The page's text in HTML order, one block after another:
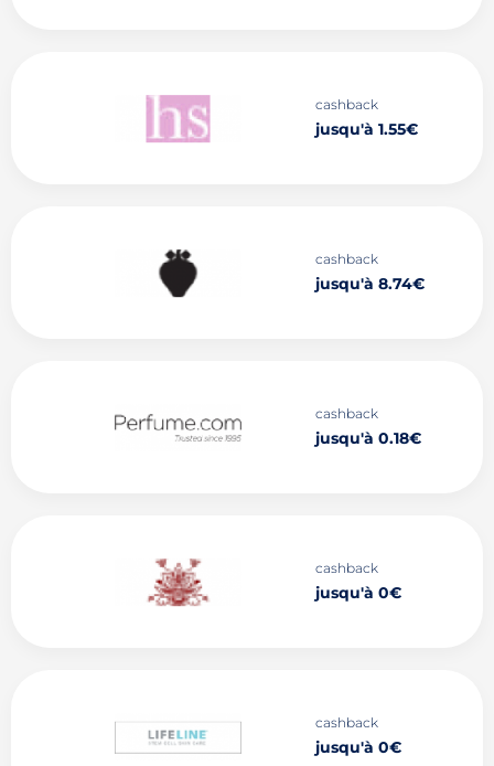
cashback
jusqu'à 1.55€
cashback
jusqu'à 8.74€
cashback
jusqu'à 0.18€
cashback
jusqu'à 0€
cashback
jusqu'à 0€